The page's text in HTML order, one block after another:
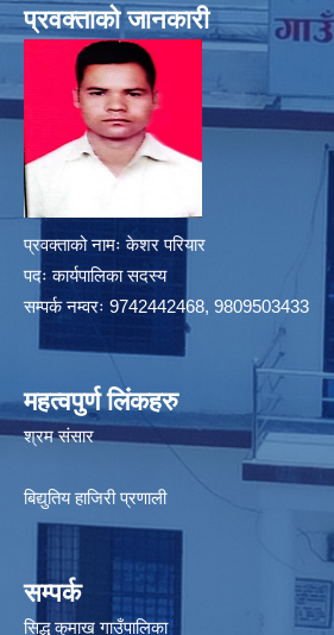
प्रवक्ताको जानकारी
प्रवक्ताको नामः केशर परियार
पदः कार्यपालिका सदस्य
सम्पर्क नम्वरः 9742442468, 9809503433
महत्वपुर्ण लिंकहरु
श्रम संसार
बिद्युतिय हाजिरी प्रणाली
सम्पर्क
सिद्ध कुमाख गाउँपालिका